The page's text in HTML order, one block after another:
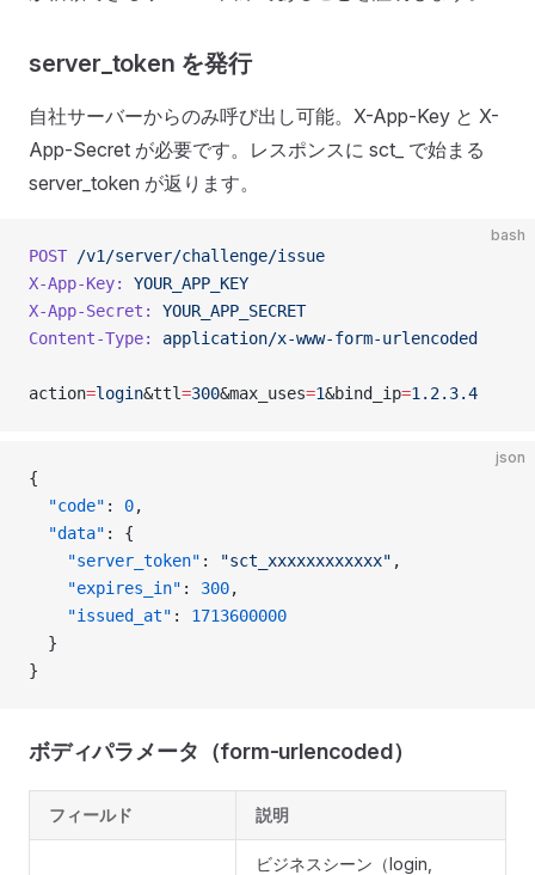
server_token を発行
自社サーバーからのみ呼び出し可能。X-App-Key と X-
App-Secret が必要です。レスポンスに sct_ で始まる
server_token が返ります。
bash
POST /v1/server/challenge/issue
X-App-Key:
YOUR_APP_KEY
X-App-Secret:
YOUR_APP_SECRET
Content-Type:
application/x-www-form-urlencoded
action=login&ttl=300&max_uses=1&bind_ip=1.2.3.4
json
{
  "code"
: 0,
  "data"
: {
    "server_token"
: "sct_xxxxxxxxxxxx" ,
    "expires_in"
: 300,
    "issued_at"
: 1713600000
  }
}
ボディパラメータ（form-urlencoded）
フィールド 説明
ビジネスシーン（login,